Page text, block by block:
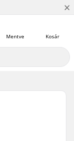
×
Kosár
Mentve